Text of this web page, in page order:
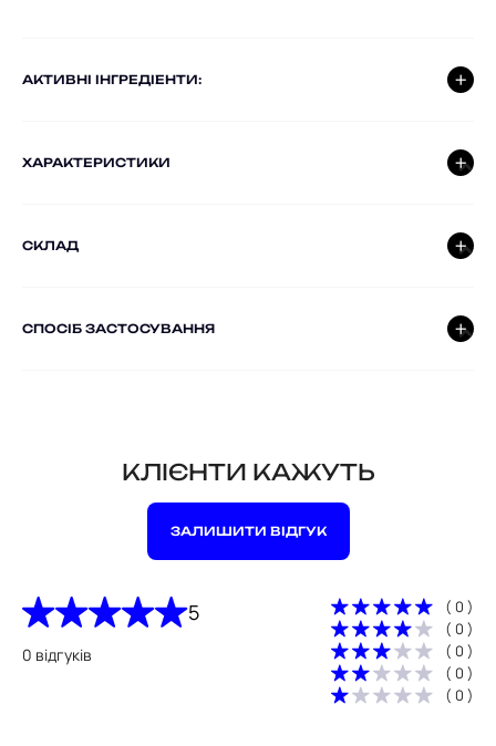
AКТИВНІ ІНГРЕДІЕНТИ:
ХАРАКТЕРИСТИКИ
СКЛАД
СПОСІБ ЗАСТОСУВАННЯ
КЛІЄНТИ КАЖУТЬ
ЗАЛИШИТИ ВІДГУК
5
0 відгуків
( 0 )
( 0 )
( 0 )
( 0 )
( 0 )